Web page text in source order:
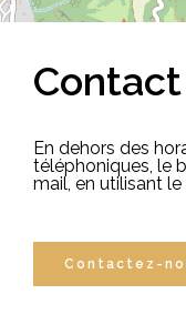
Contact
En dehors des
téléphoniques, le
mail, en utilisant
Contactez-